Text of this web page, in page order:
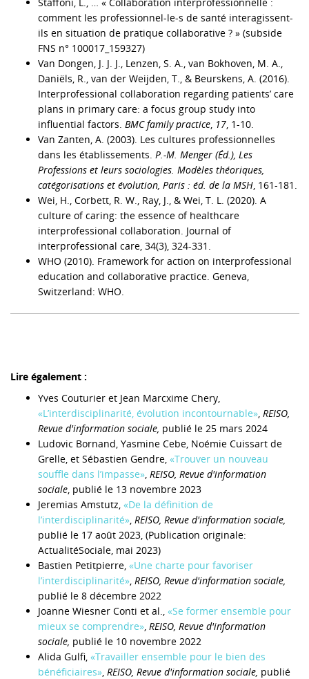
comment les professionnel-le-s de santé interagissent-
ils en situation de pratique collaborative ? » (subside
FNS n° 100017_159327)
Van Dongen, J. J. J., Lenzen, S. A., van Bokhoven, M. A.,
Daniëls, R., van der Weijden, T., & Beurskens, A. (2016).
Interprofessional collaboration regarding patients’ care
plans in primary care: a focus group study into
influential factors. BMC family practice, 17, 1-10.
Van Zanten, A. (2003). Les cultures professionnelles
dans les établissements. P.-M. Menger (Éd.), Les
Professions et leurs sociologies. Modèles théoriques,
catégorisations et évolution, Paris : éd. de la MSH, 161-181.
Wei, H., Corbett, R. W., Ray, J., & Wei, T. L. (2020). A
culture of caring: the essence of healthcare
interprofessional collaboration. Journal of
interprofessional care, 34(3), 324-331.
WHO (2010). Framework for action on interprofessional
education and collaborative practice. Geneva,
Switzerland: WHO.
Lire également :
Yves Couturier et Jean Marcxime Chery,
«L’interdisciplinarité, évolution incontournable», REISO,
Revue d'information sociale, publié le 25 mars 2024
Ludovic Bornand, Yasmine Cebe, Noémie Cuissart de
Grelle, et Sébastien Gendre, «Trouver un nouveau
souffle dans l’impasse», REISO, Revue d'information
sociale, publié le 13 novembre 2023
Jeremias Amstutz, «De la définition de
l’interdisciplinarité», REISO, Revue d'information sociale,
publié le 17 août 2023, (Publication originale:
ActualitéSociale, mai 2023)
Bastien Petitpierre, «Une charte pour favoriser
l’interdisciplinarité», REISO, Revue d'information sociale,
publié le 8 décembre 2022
Joanne Wiesner Conti et al., «Se former ensemble pour
mieux se comprendre», REISO, Revue d'information
sociale, publié le 10 novembre 2022
Alida Gulfi, «Travailler ensemble pour le bien des
bénéficiaires», REISO, Revue d'information sociale, publié